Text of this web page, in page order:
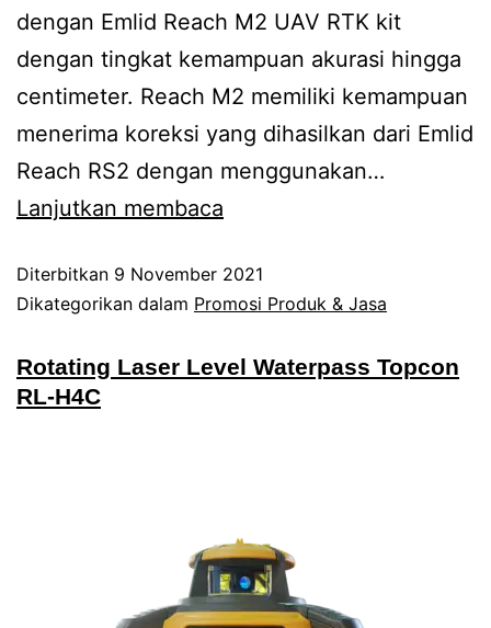
dengan Emlid Reach M2 UAV RTK kit
dengan tingkat kemampuan akurasi hingga
centimeter. Reach M2 memiliki kemampuan
menerima koreksi yang dihasilkan dari Emlid
Reach RS2 dengan menggunakan…
Lanjutkan membaca
Diterbitkan 9 November 2021
Dikategorikan dalam Promosi Produk & Jasa
Rotating Laser Level Waterpass Topcon
RL-H4C